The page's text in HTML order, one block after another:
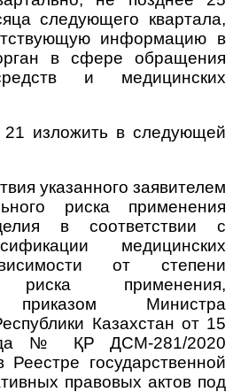
следующего квартала,
информацию в
в сфере обращения
и медицинских
21 изложить в следующей
указанного заявителем
риска применения
в соответствии с
медицинских
от степени
риска применения,
приказом Министра
Казахстан от 15
№ ҚР ДСМ-281/2020
Реестре государственной
правовых актов под